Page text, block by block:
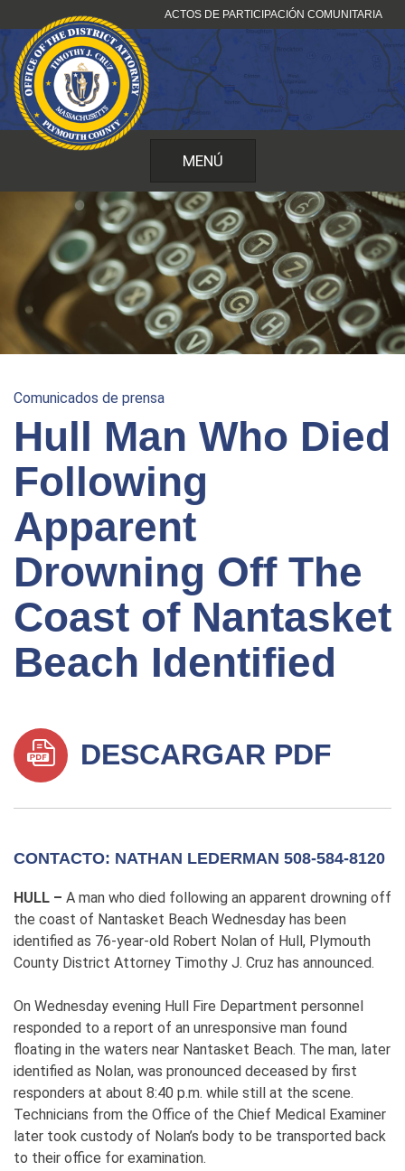
al
contenido
ACTOS DE PARTICIPACIÓN COMUNITARIA
MENÚ
Comunicados de prensa
Hull Man Who Died
Following
Apparent
Drowning Off The
Coast of Nantasket
Beach Identified
DESCARGAR PDF
CONTACTO: NATHAN LEDERMAN 508-584-8120
HULL – A man who died following an apparent drowning off
the coast of Nantasket Beach Wednesday has been
identified as 76-year-old Robert Nolan of Hull, Plymouth
County District Attorney Timothy J. Cruz has announced.
On Wednesday evening Hull Fire Department personnel
responded to a report of an unresponsive man found
floating in the waters near Nantasket Beach. The man, later
identified as Nolan, was pronounced deceased by first
responders at about 8:40 p.m. while still at the scene.
Technicians from the Office of the Chief Medical Examiner
later took custody of Nolan’s body to be transported back
to their office for examination.